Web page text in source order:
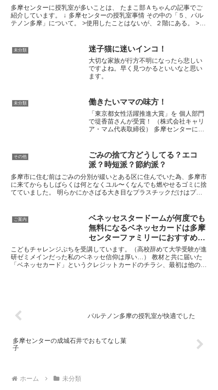
多摩センターに授乳室が多いことは、 たまこ部Ａちゃんの記事でご
紹介しています。 ↓ 多摩センターの授乳室事情 その中の「５、パル
テノン多摩」について。 >使用したことはないが、２階にある。 >た
未分類 迷子猫に迷いインコ！
大切な家族が行方不明になったら悲しい
ですよね。早く見つかるといいなと思い
ます。
未分類 働きたいママの味方！
「東京都女性活躍推進大賞」を 個人部門
で堤香苗さんが受賞！ （株式会社キャリ
ア・マム代表取締役） 多摩センターにも
たら 今年度、賞をもらっててびっくり
(団体ではなく...
その他
ごみの捨て方どうしてる？エコ
派？時短派？節約派？
多摩市に住む前はごみの分別が緩いとある区に住んでいた為、多摩市
に来てからもしばらくは何となくユル〜くなんでも燃やせるゴミに捨
てていました。 明らかにかさばる大き目なプラスチックだけはプラ
ご案内
ベネッセスタードームが何度でも
無料になるベネッセカードは多摩
センターファミリーにおすすめ！
※広告ではありません！笑
こどもチャレンジぷちを受講しています。（高校辞めて大学受験が進
研ゼミメインだった私のベネッセ信仰は厚い…） 教材と共に届いた
「ベネッセカード」というクレジットカードのチラシ、最初は他のチ
パルテノン多摩の授乳室が快適でした
多摩センターの成城石井でおもてなし菓
子
ホーム 未分類